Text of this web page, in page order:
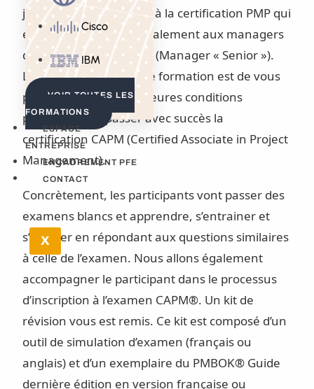
Cisco
IBM
VOIR TOUTES LES
FORMATIONS
ESPACE
ENTREPRISE
ENCADREMENT PFE
CONTACT
X
junior ») contrairement à la certification PMP qui
elle s’adresse plus spécialement aux managers
de projet expérimentés (Manager « Senior »).
Le but principal de cette formation est de vous
préparer dans les meilleures conditions
possibles pour passer avec succès la
certification CAPM (Certified Associate in Project
Management).
Concrètement, les participants vont passer des
examens blancs et apprendre, s’entrainer et
s’évaluer en répondant aux questions similaires
à celle de l’examen. Nous allons également
accompagner le participant dans le processus
d’inscription à l’examen CAPM®. Un kit de
révision vous est remis. Ce kit est composé d’un
outil de simulation d’examen (français ou
anglais) et d’un exemplaire du PMBOK® Guide
dernière édition en version française ou